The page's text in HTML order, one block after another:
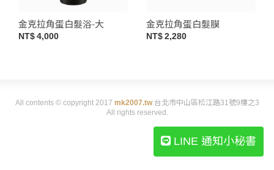
LINE 通知小秘書
金克拉角蛋白髮浴-大
4,000
金克拉角蛋白髮膜
2,280
All contents © copyright 2017 mk2007.tw.台北市中山區松江路31號9樓之3
All rights reserved.